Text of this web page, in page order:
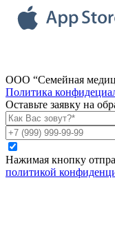
ООО “Семейная
Политика
Оставьте заявку на
Нажимая кнопку
политикой